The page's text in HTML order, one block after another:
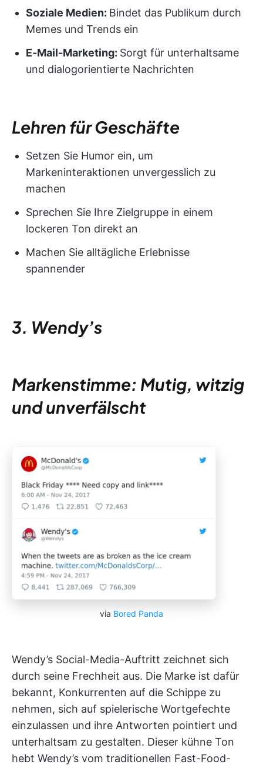
Soziale Medien: Bindet das Publikum durch
Memes und Trends ein
E-Mail-Marketing: Sorgt für unterhaltsame
und dialogorientierte Nachrichten
Lehren für Geschäfte
Setzen Sie Humor ein, um
Markeninteraktionen unvergesslich zu
machen
Sprechen Sie Ihre Zielgruppe in einem
lockeren Ton direkt an
Machen Sie alltägliche Erlebnisse
spannender
3. Wendy’s
Markenstimme: Mutig, witzig
und unverfälscht
via Bored Panda
Wendy’s Social-Media-Auftritt zeichnet sich
durch seine Frechheit aus. Die Marke ist dafür
bekannt, Konkurrenten auf die Schippe zu
nehmen, sich auf spielerische Wortgefechte
einzulassen und ihre Antworten pointiert und
unterhaltsam zu gestalten. Dieser kühne Ton
hebt Wendy’s vom traditionellen Fast-Food-